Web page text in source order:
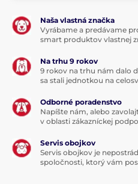
Naša vlastná značka
Vyrábame a predávame
smart produktov vlastnej
Na trhu 9 rokov
9 rokov na trhu nám dalo
sa stali jednotkou na
Odborné poradenstvo
Napíšte nám, alebo
v oblasti zákazníckej
Servis obojkov
Servis obojkov je
spoločnosti, ktorý vám